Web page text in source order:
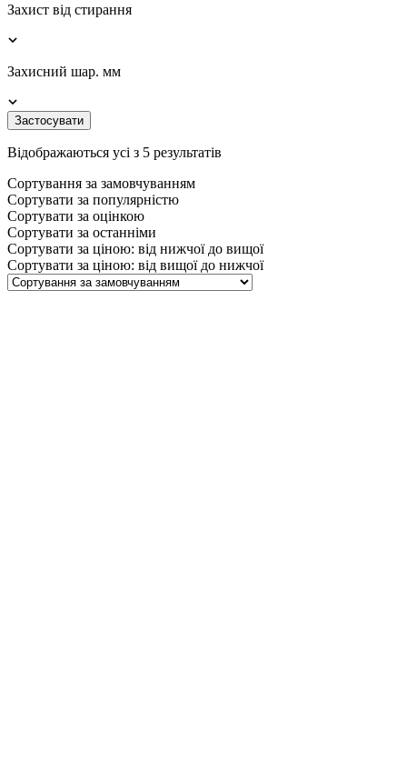
Захист від стирання
Захисний шар. мм
Застосувати
Відображаються усі з 5 результатів
Сортування за замовчуванням
Сортувати за популярністю
Сортувати за оцінкою
Сортувати за останніми
Сортувати за ціною: від нижчої до вищої
Сортувати за ціною: від вищої до нижчої